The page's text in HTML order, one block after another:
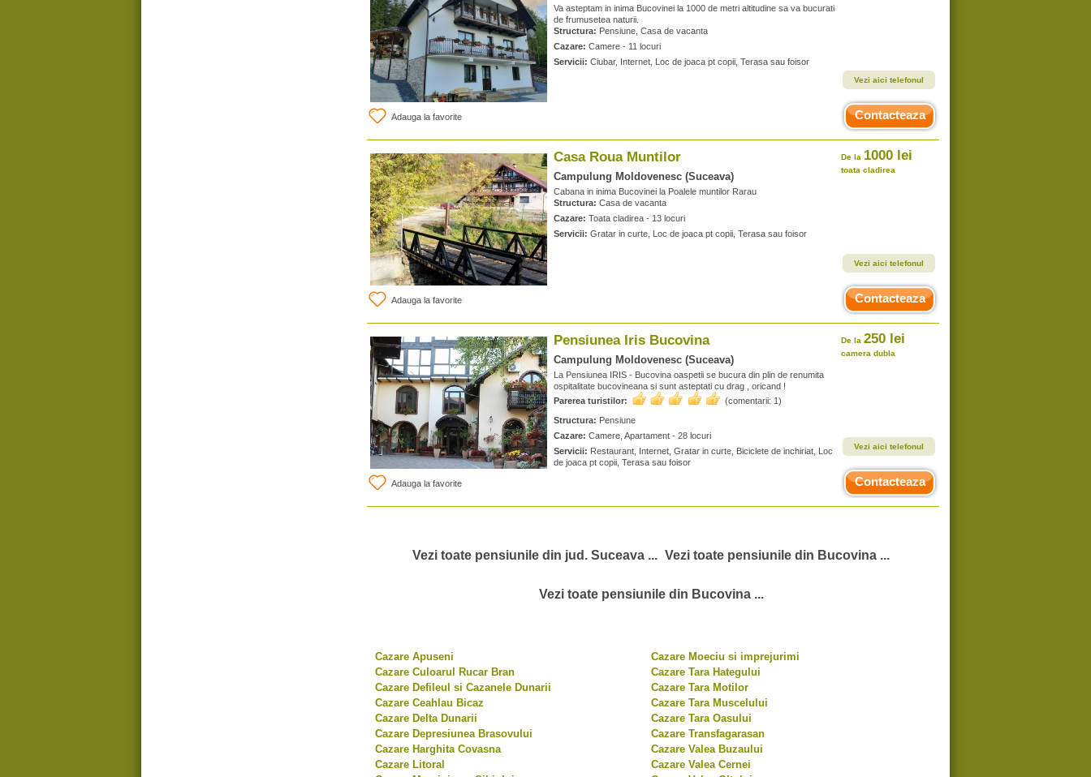
Adauga la favorite
Va asteptam in inima Bucovinei la 1000 de metri altitudine sa va bucurati
de frumusetea naturii.
Structura: Pensiune, Casa de vacanta
Cazare: Camere - 11 locuri
Servicii: Ciubar, Internet, Loc de joaca pt copii, Terasa sau foisor
Vezi aici telefonul
Contacteaza
Adauga la favorite
Casa Roua Muntilor
Campulung Moldovenesc (Suceava)
Cabana in inima Bucovinei la Poalele muntilor Rarau
Structura: Casa de vacanta
Cazare: Toata cladirea - 13 locuri
Servicii: Gratar in curte, Loc de joaca pt copii, Terasa sau foisor
De la 1000 lei
toata cladirea
Vezi aici telefonul
Contacteaza
Adauga la favorite
Pensiunea Iris Bucovina
Campulung Moldovenesc (Suceava)
La Pensiunea IRIS - Bucovina oaspetii se bucura din plin de renumita
ospitalitate bucovineana si sunt asteptati cu drag , oricand !
Parerea turistilor:
(comentarii: 1)
Structura: Pensiune
Cazare: Camere, Apartament - 28 locuri
Servicii: Restaurant, Internet, Gratar in curte, Biciclete de inchiriat, Loc
de joaca pt copii, Terasa sau foisor
De la 250 lei
camera dubla
Vezi aici telefonul
Contacteaza
Vezi toate pensiunile din jud. Suceava ... Vezi toate pensiunile din Bucovina ...
Vezi toate pensiunile din Bucovina ...
Cazare Apuseni
Cazare Culoarul Rucar Bran
Cazare Defileul si Cazanele Dunarii
Cazare Ceahlau Bicaz
Cazare Delta Dunarii
Cazare Depresiunea Brasovului
Cazare Harghita Covasna
Cazare Litoral
Cazare Moeciu si imprejurimi
Cazare Tara Hategului
Cazare Tara Motilor
Cazare Tara Muscelului
Cazare Tara Oasului
Cazare Transfagarasan
Cazare Valea Buzaului
Cazare Valea Cernei